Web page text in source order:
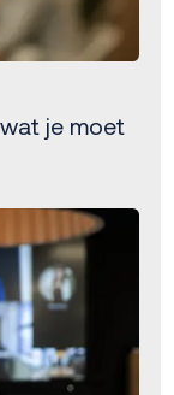
je moet